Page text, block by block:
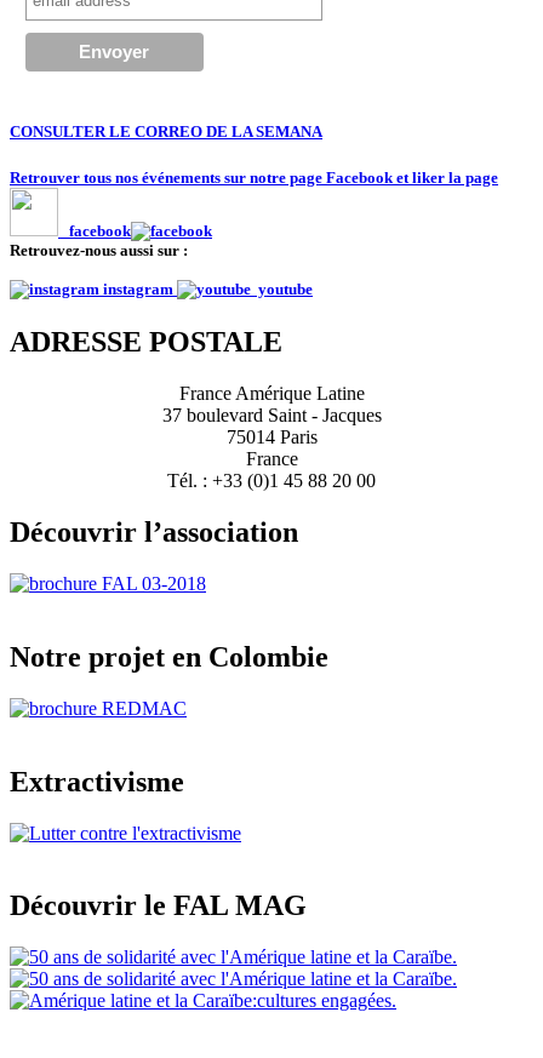
CONSULTER LE CORREO DE LA SEMANA
Retrouver tous nos événements sur notre page Facebook et liker la page
facebook
Retrouvez-nous aussi sur :
instagram youtube
ADRESSE POSTALE
France Amérique Latine
37 boulevard Saint - Jacques
75014 Paris
France
Tél. : +33 (0)1 45 88 20 00
Découvrir l’association
Notre projet en Colombie
Extractivisme
Découvrir le FAL MAG